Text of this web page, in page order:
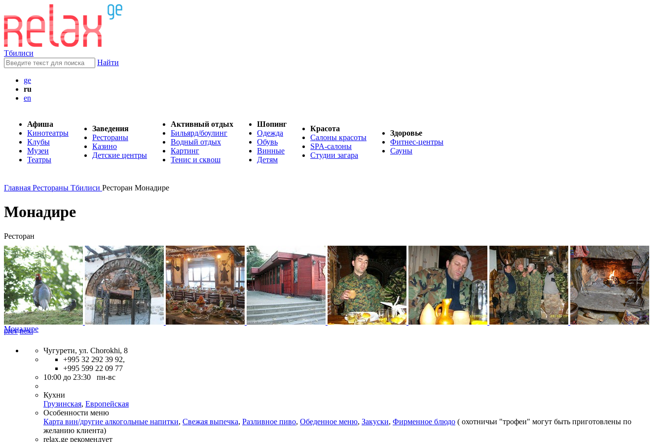
Тбилиси
Найти
ge
ru
en
Афиша
Кинотеатры
Клубы
Музеи
Театры
Заведения
Рестораны
Казино
Детские центры
Активный отдых
Бильярд/боулинг
Водный отдых
Картинг
Тенис и сквош
Шопинг
Одежда
Обувь
Винные
Детям
Красота
Салоны красоты
SPA-салоны
Студии загара
Здоровье
Фитнес-центры
Сауны
Главная Рестораны Тбилиси Ресторан Монадире
Монадире
Ресторан
prev next
Монадире
Чугурети, ул. Chorokhi, 8
+995 32 292 39 92,
+995 599 22 09 77
10:00 до 23:30 пн-вс
Кухни
Грузинская, Европейская
Особенности меню
Карта вин/другие алкогольные напитки, Свежая выпечка, Разливное пиво, Обеденное меню, Закуски, Фирменное блюдо ( охотничьи "трофеи" могут быть приготовлены по
желанию клиента)
relax.ge рекомендует